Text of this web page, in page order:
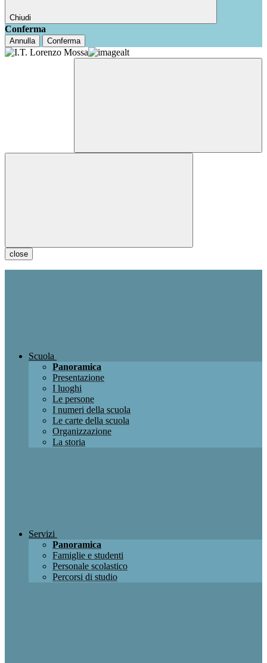
Chiudi
Conferma
Annulla Conferma
close
Scuola
Panoramica
Presentazione
I luoghi
Le persone
I numeri della scuola
Le carte della scuola
Organizzazione
La storia
Servizi
Panoramica
Famiglie e studenti
Personale scolastico
Percorsi di studio